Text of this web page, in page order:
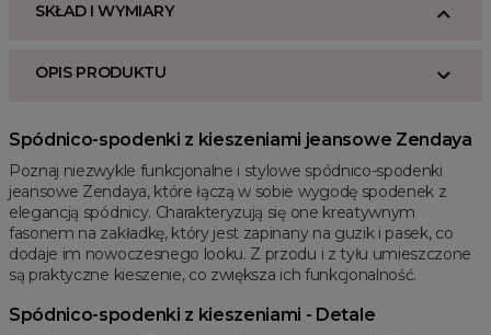
SKŁAD I WYMIARY
OPIS PRODUKTU
Spódnico-spodenki z kieszeniami jeansowe Zendaya
Poznaj niezwykle funkcjonalne i stylowe spódnico-spodenki
jeansowe Zendaya, które łączą w sobie wygodę spodenek z
elegancją spódnicy. Charakteryzują się one kreatywnym
fasonem na zakładkę, który jest zapinany na guzik i pasek, co
dodaje im nowoczesnego looku. Z przodu i z tyłu umieszczone
są praktyczne kieszenie, co zwiększa ich funkcjonalność.
Spódnico-spodenki z kieszeniami - Detale